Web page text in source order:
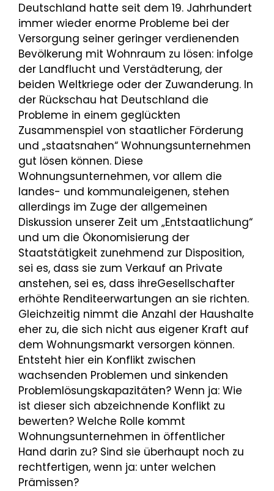
Deutschland hatte seit dem 19. Jahrhundert
immer wieder enorme Probleme bei der
Versorgung seiner geringer verdienenden
Bevölkerung mit Wohnraum zu lösen: infolge
der Landflucht und Verstädterung, der
beiden Weltkriege oder der Zuwanderung. In
der Rückschau hat Deutschland die
Probleme in einem geglückten
Zusammenspiel von staatlicher Förderung
und „staatsnahen“ Wohnungsunternehmen
gut lösen können. Diese
Wohnungsunternehmen, vor allem die
landes- und kommunaleigenen, stehen
allerdings im Zuge der allgemeinen
Diskussion unserer Zeit um „Entstaatlichung“
und um die Ökonomisierung der
Staatstätigkeit zunehmend zur Disposition,
sei es, dass sie zum Verkauf an Private
anstehen, sei es, dass ihreGesellschafter
erhöhte Renditeerwartungen an sie richten.
Gleichzeitig nimmt die Anzahl der Haushalte
eher zu, die sich nicht aus eigener Kraft auf
dem Wohnungsmarkt versorgen können.
Entsteht hier ein Konflikt zwischen
wachsenden Problemen und sinkenden
Problemlösungskapazitäten? Wenn ja: Wie
ist dieser sich abzeichnende Konflikt zu
bewerten? Welche Rolle kommt
Wohnungsunternehmen in öffentlicher
Hand darin zu? Sind sie überhaupt noch zu
rechtfertigen, wenn ja: unter welchen
Prämissen?